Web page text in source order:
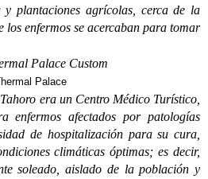
plantaciones agrícolas, cerca de la
los enfermos se acercaban para tomar
Palace
era un Centro Médico Turístico,
enfermos afectados por patologías
de hospitalización para su cura,
climáticas óptimas; es decir,
soleado, aislado de la población y